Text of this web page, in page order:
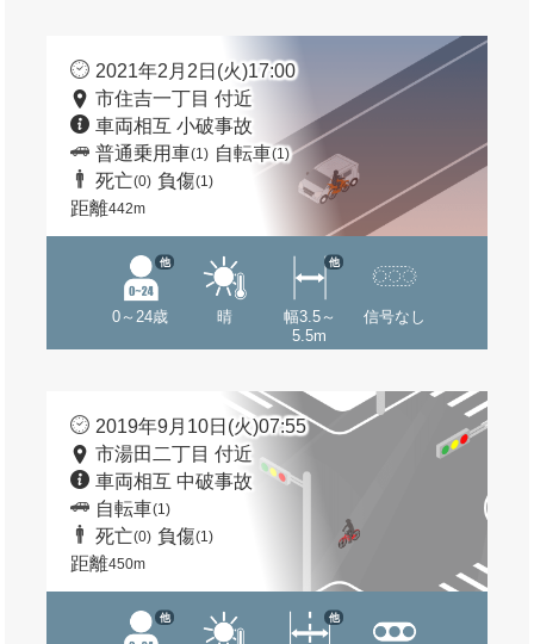
2021年2月2日(火)17:00
市住吉一丁目 付近
車両相互 小破事故
普通乗用車(1) 自転車(1)
死亡(0) 負傷(1)
距離442m
0～24歳
他
晴
幅3.5～
5.5m
他
信号なし
2019年9月10日(火)07:55
市湯田二丁目 付近
車両相互 中破事故
自転車(1)
死亡(0) 負傷(1)
距離450m
他 他